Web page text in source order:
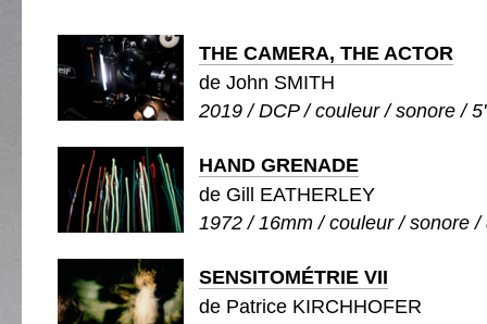
THE CAMERA, THE ACTOR
de John SMITH
2019 / DCP / couleur / sonore /
HAND GRENADE
de Gill EATHERLEY
1972 / 16mm / couleur / sonore
SENSITOMÉTRIE VII
de Patrice KIRCHHOFER